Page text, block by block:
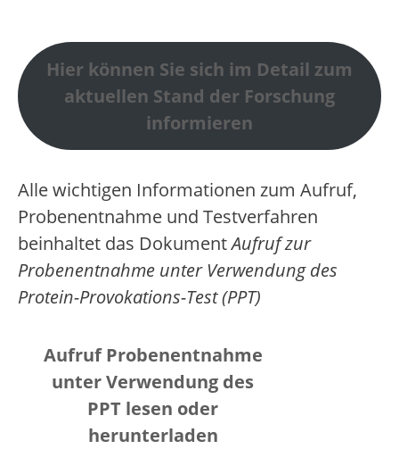
Hier können Sie sich im Detail zum
aktuellen Stand der Forschung
informieren
Alle wichtigen Informationen zum Aufruf,
Probenentnahme und Testverfahren
beinhaltet das DokumentAufruf zur
Probenentnahme unter Verwendung des
Protein-Provokations-Test (PPT)
Aufruf Probenentnahme
unter Verwendung des
PPT lesen oder
herunterladen